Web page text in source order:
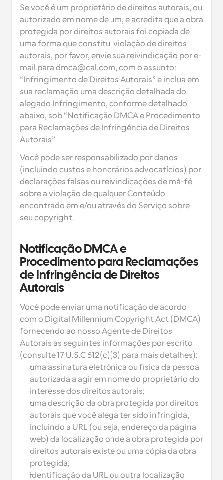
Se você é um proprietário de direitos autorais, ou
autorizado em nome de um, e acredita que a obra
protegida por direitos autorais foi copiada de
uma forma que constitui violação de direitos
autorais, por favor, envie sua reivindicação por e-
mail para dmca@cal.com, com o assunto:
“Infringimento de Direitos Autorais” e inclua em
sua reclamação uma descrição detalhada do
alegado Infringimento, conforme detalhado
abaixo, sob “Notificação DMCA e Procedimento
para Reclamações de Infringência de Direitos
Autorais”
Você pode ser responsabilizado por danos
(incluindo custos e honorários advocatícios) por
declarações falsas ou reivindicações de má-fé
sobre a violação de qualquer Conteúdo
encontrado em e/ou através do Serviço sobre
seu copyright.
Notificação DMCA e
Procedimento para Reclamações
de Infringência de Direitos
Autorais
Você pode enviar uma notificação de acordo
com o Digital Millennium Copyright Act (DMCA)
fornecendo ao nosso Agente de Direitos
Autorais as seguintes informações por escrito
(consulte 17 U.S.C 512(c)(3) para mais detalhes):
uma assinatura eletrônica ou física da pessoa
autorizada a agir em nome do proprietário do
interesse dos direitos autorais;
uma descrição da obra protegida por direitos
autorais que você alega ter sido infringida,
incluindo a URL (ou seja, endereço da página
web) da localização onde a obra protegida por
direitos autorais existe ou uma cópia da obra
protegida;
identificação da URL ou outra localização